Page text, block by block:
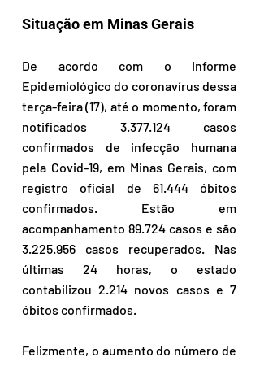
Situação em Minas Gerais
De acordo com o Informe
Epidemiológico do coronavírus dessa
terça-feira (17), até o momento, foram
notificados 3.377.124 casos
confirmados de infecção humana
pela Covid-19, em Minas Gerais, com
registro oficial de 61.444 óbitos
confirmados. Estão em
acompanhamento 89.724 casos e são
3.225.956 casos recuperados. Nas
últimas 24 horas, o estado
contabilizou 2.214 novos casos e 7
óbitos confirmados.
Felizmente, o aumento do número de